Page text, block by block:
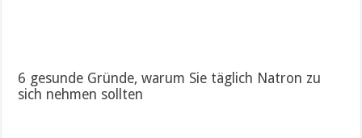
6 gesunde Gründe, warum Sie täglich Natron zu
sich nehmen sollten